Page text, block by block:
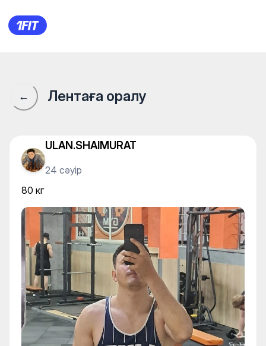
80 кг
← Лентаға оралу
ULAN.SHAIMURAT
24 сәуір
80 кг